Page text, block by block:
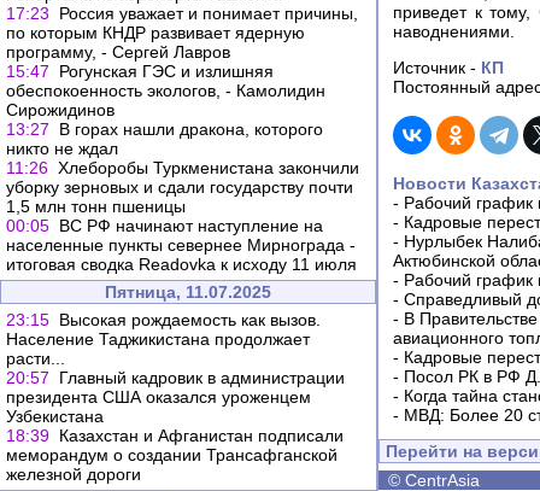
17:23
Россия уважает и понимает причины,
по которым КНДР развивает ядерную
программу, - Сергей Лавров
15:47
Рогунская ГЭС и излишняя
обеспокоенность экологов, - Камолидин
Сирожидинов
13:27
В горах нашли дракона, которого
никто не ждал
11:26 Хлеборобы Туркменистана закончили
уборку зерновых и сдали государству почти
1,5 млн тонн пшеницы
00:05 ВС РФ начинают наступление на
населенные пункты севернее Мирнограда -
итоговая сводка Readovka к исходу 11 июля
Пятница, 11.07.2025
23:15 Высокая рождаемость как вызов.
Население Таджикистана продолжает
расти...
20:57
Главный кадровик в администрации
президента США оказался уроженцем
Узбекистана
18:39 Казахстан и Афганистан подписали
меморандум о создании Трансафганской
железной дороги
приведет к
наводнениями.
Источник - КП
Постоянный
Новости
- Рабочий график
- Кадровые
- Нурлыбек
Актюбинской
- Рабочий график
- Справедливый
- В
авиационного
- Кадровые
- Посол РК в РФ
- Когда тайна
- МВД: Более 20
Перейти на
© CentrAsia